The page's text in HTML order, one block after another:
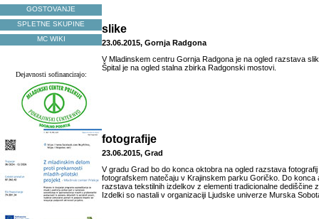
GOSTOVANJE
SPLETNE SKUPINE
MC WIKI
Dejavnosti sofinancirajo:
slike
23.06.2015, Gornja Radgona
V Mladinskem centru Gornja Radgona je na ogled razstava
Špital je na ogled stalna zbirka Radgonski mostovi.
fotografije
23.06.2015, Grad
V gradu Grad bo do konca oktobra na ogled razstava
fotografskem natečaju v Krajinskem parku Goričko. Do konca
razstava tekstilnih izdelkov z elementi tradicionalne dediščine
Izdelki so nastali v organizaciji Ljudske univerze Murska